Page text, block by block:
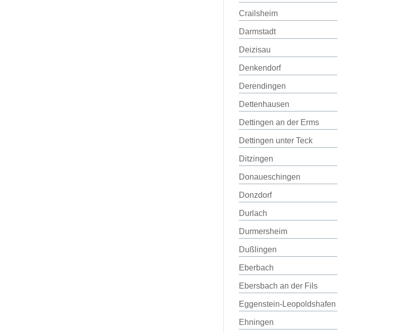
Crailsheim
Darmstadt
Deizisau
Denkendorf
Derendingen
Dettenhausen
Dettingen an der Erms
Dettingen unter Teck
Ditzingen
Donaueschingen
Donzdorf
Durlach
Durmersheim
Dußlingen
Eberbach
Ebersbach an der Fils
Eggenstein-Leopoldshafen
Ehningen